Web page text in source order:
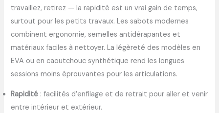
travaillez, retirez — la rapidité est un vrai gain de temps,
surtout pour les petits travaux. Les sabots modernes
combinent ergonomie, semelles antidérapantes et
matériaux faciles à nettoyer. La légèreté des modèles en
EVA ou en caoutchouc synthétique rend les longues
sessions moins éprouvantes pour les articulations.
Rapidité : facilités d’enfilage et de retrait pour aller et venir
entre intérieur et extérieur.